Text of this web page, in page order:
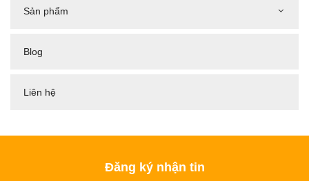
Sản phẩm
Blog
Liên hệ
Đăng ký nhận tin